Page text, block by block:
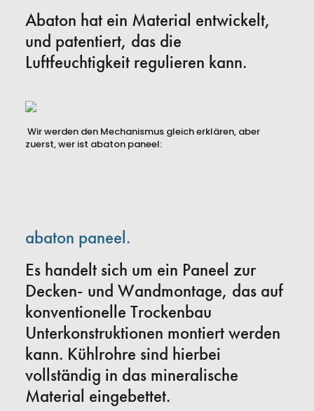
Impressum
Datenschutz
Abaton hat ein Material entwickelt,
und patentiert, das die
Luftfeuchtigkeit regulieren kann.
Wir werden den Mechanismus gleich erklären, aber
zuerst, wer ist abaton paneel:
abaton paneel.
Es handelt sich um ein Paneel zur
Decken- und Wandmontage, das auf
konventionelle Trockenbau
Unterkonstruktionen montiert werden
kann. Kühlrohre sind hierbei
vollständig in das mineralische
Material eingebettet.